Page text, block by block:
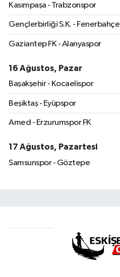
Kasımpaşa - Trabzonspor
Gençlerbirliği S.K. - Fenerbahçe
Gaziantep FK - Alanyaspor
16 Ağustos, Pazar
Başakşehir - Kocaelispor
Beşiktaş - Eyüpspor
Amed - Erzurumspor FK
17 Ağustos, Pazartesi
Samsunspor - Göztepe